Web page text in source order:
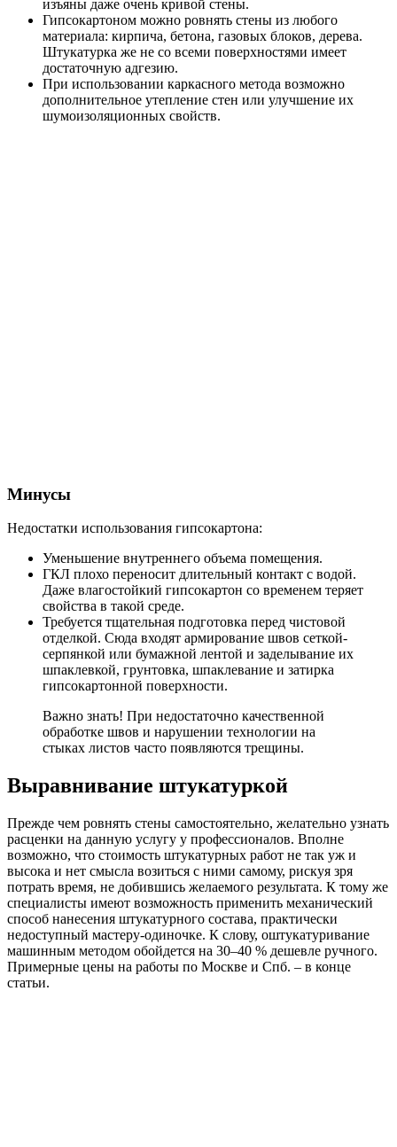
изъяны даже очень кривой стены.
Гипсокартоном можно ровнять стены из любого
материала: кирпича, бетона, газовых блоков, дерева.
Штукатурка же не со всеми поверхностями имеет
достаточную адгезию.
При использовании каркасного метода возможно
дополнительное утепление стен или улучшение их
шумоизоляционных свойств.
Минусы
Недостатки использования гипсокартона:
Уменьшение внутреннего объема помещения.
ГКЛ плохо переносит длительный контакт с водой.
Даже влагостойкий гипсокартон со временем теряет
свойства в такой среде.
Требуется тщательная подготовка перед чистовой
отделкой. Сюда входят армирование швов сеткой-
серпянкой или бумажной лентой и заделывание их
шпаклевкой, грунтовка, шпаклевание и затирка
гипсокартонной поверхности.
Важно знать! При недостаточно качественной
обработке швов и нарушении технологии на
стыках листов часто появляются трещины.
Выравнивание штукатуркой
Прежде чем ровнять стены самостоятельно, желательно узнать
расценки на данную услугу у профессионалов. Вполне
возможно, что стоимость штукатурных работ не так уж и
высока и нет смысла возиться с ними самому, рискуя зря
потрать время, не добившись желаемого результата. К тому же
специалисты имеют возможность применить механический
способ нанесения штукатурного состава, практически
недоступный мастеру-одиночке. К слову, оштукатуривание
машинным методом обойдется на 30–40 % дешевле ручного.
Примерные цены на работы по Москве и Спб. – в конце
статьи.